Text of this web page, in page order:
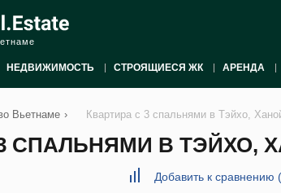
НЕДВИЖИМОСТЬ СТРОЯЩИЕСЯ ЖК АРЕНДА
Вьетнаме › Квартира с 3 спальнями в Тэйхо,
СПАЛЬНЯМИ В ТЭЙХО,
Добавить к сравнению (